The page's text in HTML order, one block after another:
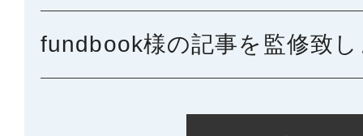
fundbook様の記事を監修致